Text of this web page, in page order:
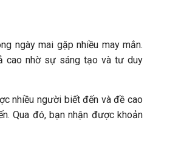
ngày mai gặp nhiều may mắn.
cao nhờ sự sáng tạo và tư duy
nhiều người biết đến và đề cao
Qua đó, bạn nhận được khoản